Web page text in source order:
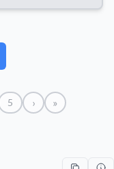
5 › »